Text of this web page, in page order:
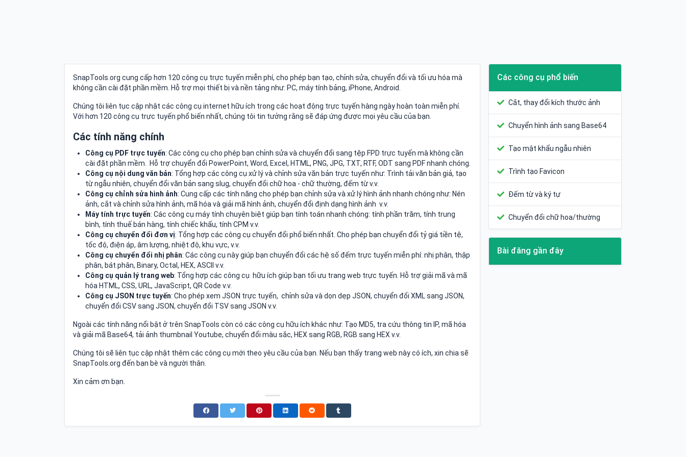
SnapTools.org cung cấp hơn 120 công cụ trực tuyến miễn phí, cho phép bạn tạo, chỉnh sửa, chuyển đổi và tối ưu hóa mà
không cần cài đặt phần mềm. Hỗ trợ mọi thiết bị và nền tảng như: PC, máy tính bảng, iPhone, Android.
Chúng tôi liên tục cập nhật các công cụ internet hữu ích trong các hoạt động trực tuyến hàng ngày hoàn toàn miễn phí.
Với hơn 120 công cụ trực tuyến phổ biến nhất, chúng tôi tin tưởng rằng sẽ đáp ứng được mọi yêu cầu của bạn.
Các tính năng chính
Công cụ PDF trực tuyến: Các công cụ cho phép bạn chỉnh sửa và chuyển đổi sang tệp FPD trực tuyến mà không cần
cài đặt phần mềm. Hỗ trợ chuyển đổi PowerPoint, Word, Excel, HTML, PNG, JPG, TXT, RTF, ODT sang PDF nhanh chóng.
Công cụ nội dung văn bản: Tổng hợp các công cụ xử lý và chỉnh sửa văn bản trực tuyến như: Trình tải văn bản giả, tạo
từ ngẫu nhiên, chuyển đổi văn bản sang slug, chuyển đổi chữ hoa - chữ thường, đếm từ v.v.
Công cụ chỉnh sửa hình ảnh: Cung cấp các tính năng cho phép bạn chỉnh sửa và xử lý hình ảnh nhanh chóng như: Nén
ảnh, cắt và chỉnh sửa hình ảnh, mã hóa và giải mã hình ảnh, chuyển đổi định dạng hình ảnh v.v.
Máy tính trực tuyến: Các công cụ máy tính chuyên biệt giúp bạn tính toán nhanh chóng: tính phần trăm, tính trung
bình, tính thuế bán hàng, tính chiếc khấu, tính CPM v.v.
Công cụ chuyển đổi đơn vị: Tổng hợp các công cụ chuyển đổi phổ biến nhất. Cho phép bạn chuyển đổi tỷ giá tiền tệ,
tốc độ, điện áp, âm lượng, nhiệt độ, khu vực, v.v.
Công cụ chuyển đổi nhị phân: Các công cụ này giúp bạn chuyển đổi các hệ số đếm trực tuyến miễn phí: nhị phân, thập
phân, bát phân, Binary, Octal, HEX, ASCII v.v.
Công cụ quản lý trang web: Tổng hợp các công cụ hữu ích giúp bạn tối ưu trang web trực tuyến. Hỗ trợ giải mã và mã
hóa HTML, CSS, URL, JavaScript, QR Code v.v.
Công cụ JSON trực tuyến: Cho phép xem JSON trực tuyến, chỉnh sửa và dọn dẹp JSON, chuyển đổi XML sang JSON,
chuyển đổi CSV sang JSON, chuyển đổi TSV sang JSON v.v.
Ngoài các tính năng nổi bật ở trên SnapTools còn có các công cụ hữu ích khác như: Tạo MD5, tra cứu thông tin IP, mã hóa
và giải mã Base64, tải ảnh thumbnail Youtube, chuyển đổi màu sắc, HEX sang RGB, RGB sang HEX v.v.
Chúng tôi sẽ liên tục cập nhật thêm các công cụ mới theo yêu cầu của bạn. Nếu bạn thấy trang web này có ích, xin chia sẽ
SnapTools.org đến bạn bè và người thân.
Xin cảm ơn bạn.
Các công cụ phổ biến
Cắt, thay đổi kích thước ảnh
Chuyển hình ảnh sang Base64
Tạo mật khẩu ngẫu nhiên
Trình tạo Favicon
Đếm từ và ký tự
Chuyển đổi chữ hoa/thường
Bài đăng gần đây